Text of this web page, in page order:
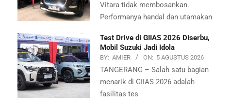
Vitara tidak membosankan.
Performanya handal dan utamakan
Test Drive di GIIAS 2026 Diserbu,
Mobil Suzuki Jadi Idola
BY: AMIER ON: 5 AGUSTUS 2026
TANGERANG – Salah satu bagian
menarik di GIIAS 2026 adalah
fasilitas tes